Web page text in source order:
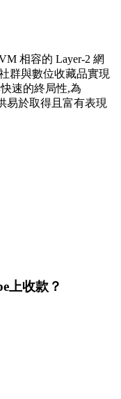
相容的 Layer-2 網
群與數位收藏品實現
速的終局性,為
易於取得且富有表現
上收款？